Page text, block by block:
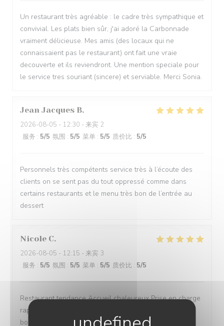
Un restaurant très agréable : le cadre très sympathique et
convivial. Les plats bien sûr, j'ai adoré la Carbonnade
vraiment délicieuse. Mes amis (des locaux qui ne
connaissaient pas le restaurant) ont fait une vraie
decouverte et ils reviendront. Une mention speciale pour
le service tres souriant (sincere) et serviable. Merci Sonia.
Jean Jacques B
2026-08-05 - 12:30 - 来宾 2
服务 : 5/5 氛围 : 5/5 菜单 : 5/5 质价比 : 5/5
Personnels très compétents service très à l’écoute des
clients on se sent pas du tout oppressé comme dans
certains restaurants et le menu très bon de l’entrée au
dessert
Nicole C
2026-08-05 - 12:15 - 来宾 3
服务 : 5/5 氛围 : 5/5 菜单 : 5/5 质价比 : 5/5
Restaurant tendance Accueil chaleureux Prise en charge
rapide Bon rapport qualité/prix Assiettes copieuses et
bons produits